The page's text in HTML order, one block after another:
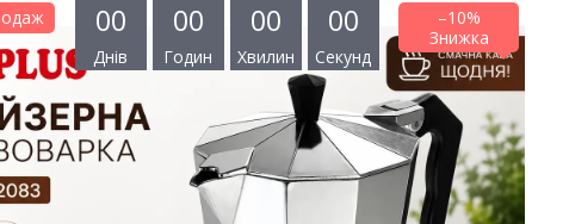
–10%
00
Днів
00
Годин
00
Хвилин
00
Секунд